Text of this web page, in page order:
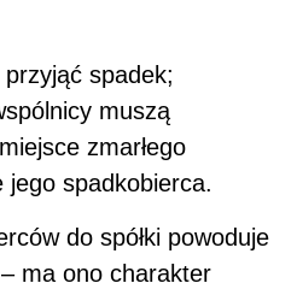
spadek;
muszą
zmarłego
jego spadkobierca.
do spółki powoduje
ma ono charakter